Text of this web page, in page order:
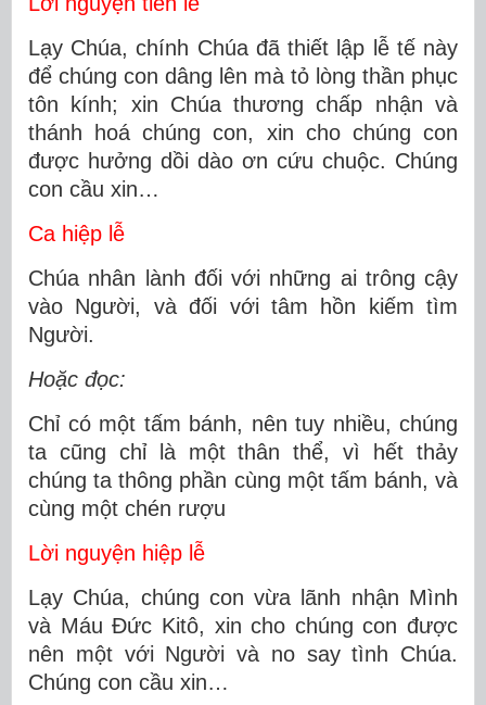
Lạy Chúa, chính Chúa đã thiết lập lễ tế này
để chúng con dâng lên mà tỏ lòng thần phục
tôn kính; xin Chúa thương chấp nhận và
thánh hoá chúng con, xin cho chúng con
được hưởng dồi dào ơn cứu chuộc. Chúng
con cầu xin…
Ca hiệp lễ
Chúa nhân lành đối với những ai trông cậy
vào Người, và đối với tâm hồn kiếm tìm
Người.
Hoặc đọc:
Chỉ có một tấm bánh, nên tuy nhiều, chúng
ta cũng chỉ là một thân thể, vì hết thảy
chúng ta thông phần cùng một tấm bánh, và
cùng một chén rượu
Lời nguyện hiệp lễ
Lạy Chúa, chúng con vừa lãnh nhận Mình
và Máu Ðức Kitô, xin cho chúng con được
nên một với Người và no say tình Chúa.
Chúng con cầu xin…